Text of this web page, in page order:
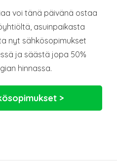
voi tänä päivänä ostaa
asuinpaikasta
nyt sähkösopimukset
ja säästä jopa 50%
hinnassa.
>